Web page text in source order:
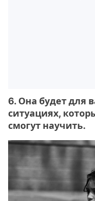
6. Она будет для
ситуациях,
смогут научить.